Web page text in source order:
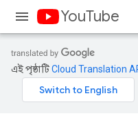
YouTube
এই পৃষ্ঠাটিCloud Translation